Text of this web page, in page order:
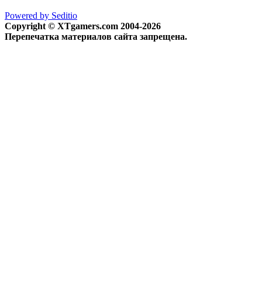
Powered by Seditio
Copyright © XTgamers.com 2004-2026
Перепечатка материалов сайта запрещена.